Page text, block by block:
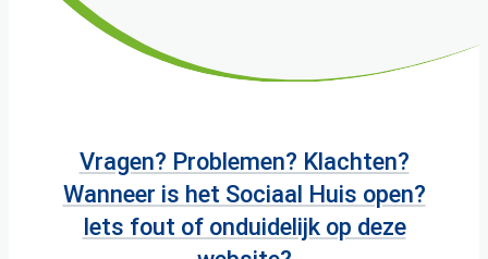
Vragen? Problemen? Klachten?
Wanneer is het Sociaal Huis open?
Iets fout of onduidelijk op deze